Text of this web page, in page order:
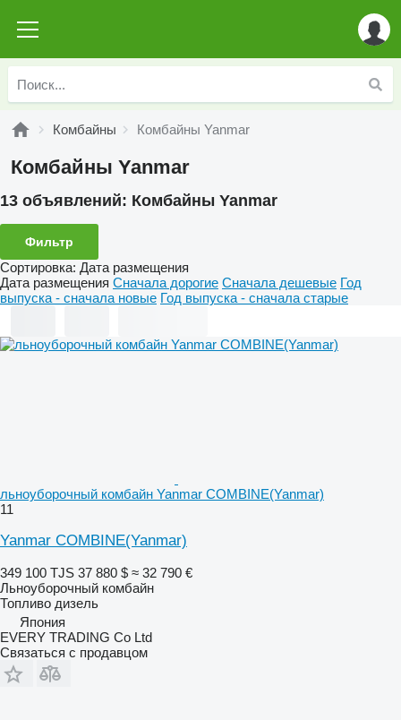
Комбайны Комбайны Yanmar
Комбайны Yanmar
13 объявлений: Комбайны Yanmar
Фильтр
Сортировка: Дата размещения
Дата размещения Сначала дорогие Сначала дешевые Год
выпуска - сначала новые Год выпуска - сначала старые
льноуборочный комбайн Yanmar COMBINE(Yanmar)
11
Yanmar COMBINE(Yanmar)
349 100 TJS 37 880 $ ≈ 32 790 €
Льноуборочный комбайн
Топливо дизель
Япония
EVERY TRADING Co Ltd
Связаться с продавцом